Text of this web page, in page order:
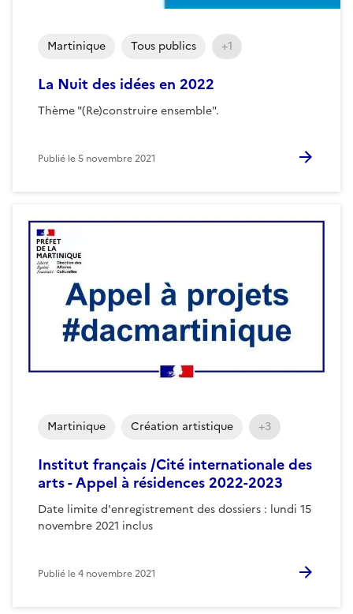
La Nuit des idées en 2022
Thème "(Re)construire ensemble".
Martinique Tous publics +1
Publié le5 novembre 2021
Institut français /Cité internationale des
arts - Appel à résidences 2022-2023
Date limite d'enregistrement des dossiers : lundi 15
novembre 2021 inclus
Martinique Création artistique +3
Publié le4 novembre 2021